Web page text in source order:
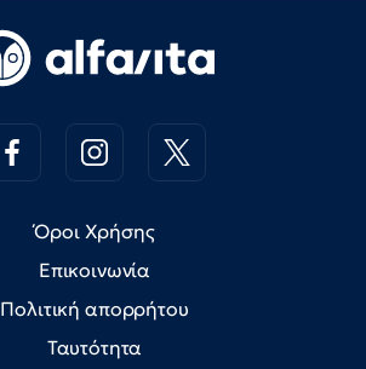
Όροι Χρήσης
Επικοινωνία
Πολιτική απορρήτου
Ταυτότητα